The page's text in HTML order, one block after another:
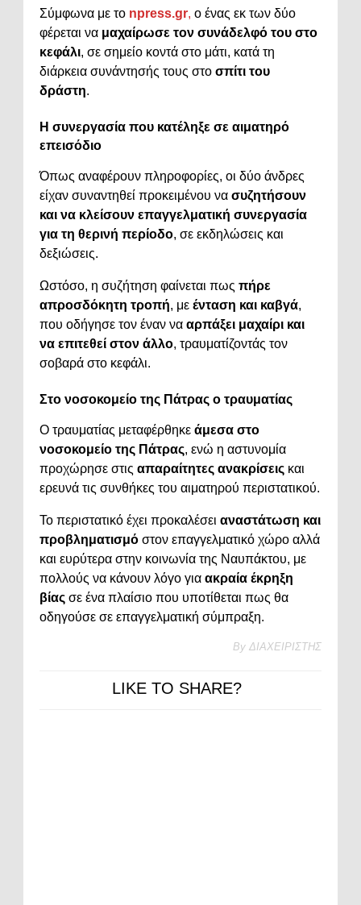
Σύμφωνα με το npress.gr, ο ένας εκ των δύο
φέρεται να μαχαίρωσε τον συνάδελφό του στο
κεφάλι, σε σημείο κοντά στο μάτι, κατά τη
διάρκεια συνάντησής τους στο σπίτι του
δράστη.
Η συνεργασία που κατέληξε σε αιματηρό
επεισόδιο
Όπως αναφέρουν πληροφορίες, οι δύο άνδρες
είχαν συναντηθεί προκειμένου να συζητήσουν
και να κλείσουν επαγγελματική συνεργασία
για τη θερινή περίοδο, σε εκδηλώσεις και
δεξιώσεις.
Ωστόσο, η συζήτηση φαίνεται πως πήρε
απροσδόκητη τροπή, με ένταση και καβγά,
που οδήγησε τον έναν να αρπάξει μαχαίρι και
να επιτεθεί στον άλλο, τραυματίζοντάς τον
σοβαρά στο κεφάλι.
Στο νοσοκομείο της Πάτρας ο τραυματίας
Ο τραυματίας μεταφέρθηκε άμεσα στο
νοσοκομείο της Πάτρας, ενώ η αστυνομία
προχώρησε στις απαραίτητες ανακρίσεις και
ερευνά τις συνθήκες του αιματηρού περιστατικού.
Το περιστατικό έχει προκαλέσει αναστάτωση και
προβληματισμό στον επαγγελματικό χώρο αλλά
και ευρύτερα στην κοινωνία της Ναυπάκτου, με
πολλούς να κάνουν λόγο για ακραία έκρηξη
βίας σε ένα πλαίσιο που υποτίθεται πως θα
οδηγούσε σε επαγγελματική σύμπραξη.
By ΔΙΑΧΕΙΡΙΣΤΗΣ
LIKE TO SHARE?